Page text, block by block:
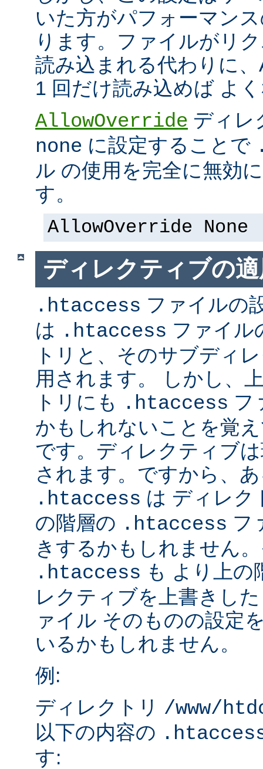
いた方がパフォーマン
ります。ファイルがリ
読み込まれる代わりに
1 回だけ読み込めば よ
AllowOverride ディレ
none に設定することで
ル の使用を完全に無効
す。
AllowOverride None
ディレクティブの
.htaccess ファイルの
は .htaccess ファイル
トリと、そのサブディ
用されます。 しかし、
トリにも
.htaccess フ
かもしれないことを覚
です。ディレクティブ
されます。ですから、
.htaccess は ディレク
の階層の .htaccess フ
きするかもしれません
.htaccess も より上の
レクティブを上書きし
ァイル そのものの設定
いるかもしれません。
例:
ディレクトリ /www/
以下の内容の
す: